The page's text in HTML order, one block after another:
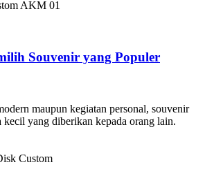
Souvenir yang Populer
maupun kegiatan personal, souvenir
kecil yang diberikan kepada orang lain.